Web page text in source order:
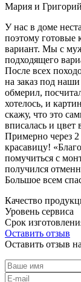
Мария и
У нас в доме
поэтому готовые
вариант. Мы с
подходящего
После всех
на заказ под
обмерил,
хотелось, и
скажу, что это
вписалась и цвет
Примерно через
красавицу!
помучиться с
получился
Большое всем
Качество
Уровень сервиса
Срок
Оставить отзыв
Оставить отзыв